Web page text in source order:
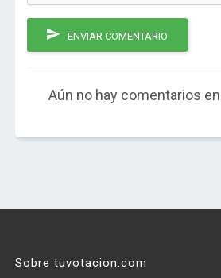
ENVIAR COMENTARIO
Aún no hay comentarios
Sobre tuvotacion.com